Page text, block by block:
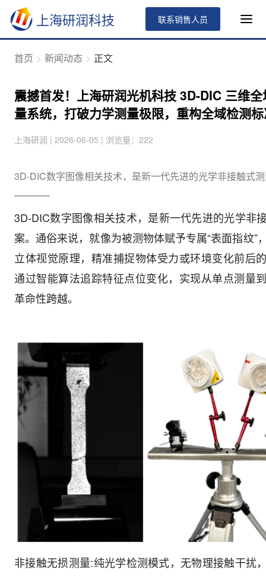
上海研润科技 联系销售人员
首页 新闻动态 正文
震撼首发！上海研润光机科技 3D-DIC 三维
量系统，打破力学测量极限，重构全域检测
上海研润 | 2026-06-05 | 浏览量：222
3D-DIC数字图像相关技术，是新一代先进的光学非接触式
3D-DIC数字图像相关技术，是新一代先进的光学非
案。通俗来说，就像为被测物体赋予专属“表面指纹”
立体视觉原理，精准捕捉物体受力或环境变化前后
通过智能算法追踪特征点位变化，实现从单点测量
革命性跨越。
非接触无损测量:纯光学检测模式，无物理接触干扰